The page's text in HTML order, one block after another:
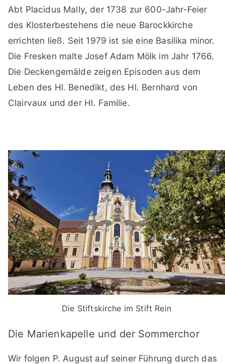
Abt Placidus Mally, der 1738 zur 600-Jahr-Feier
des Klosterbestehens die neue Barockkirche
errichten ließ. Seit 1979 ist sie eine Basilika minor.
Die Fresken malte Josef Adam Mölk im Jahr 1766.
Die Deckengemälde zeigen Episoden aus dem
Leben des Hl. Benedikt, des Hl. Bernhard von
Clairvaux und der Hl. Familie.
Die Stiftskirche im Stift Rein
Die Marienkapelle und der Sommerchor
Wir folgen P. August auf seiner Führung durch das